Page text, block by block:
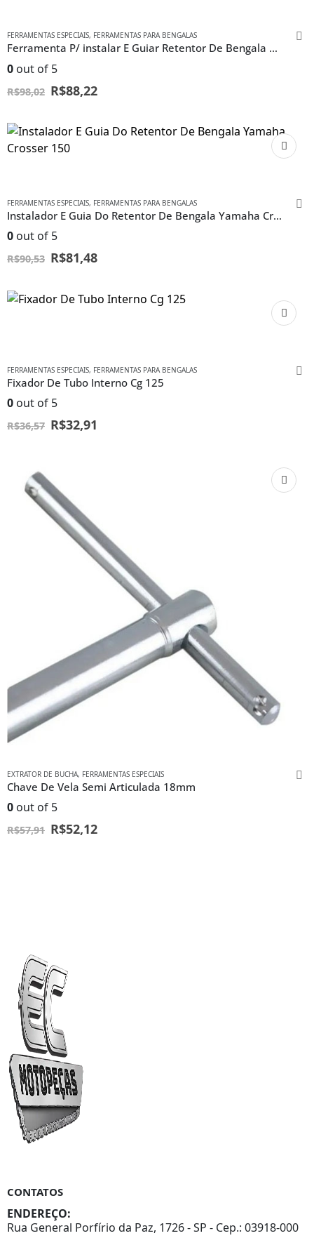
FERRAMENTAS ESPECIAIS, FERRAMENTAS PARA BENGALAS
Ferramenta P/ instalar E Guiar Retentor De Bengala Nx Falcon
0 out of 5
R$98,02 R$88,22
FERRAMENTAS ESPECIAIS, FERRAMENTAS PARA BENGALAS
Instalador E Guia Do Retentor De Bengala Yamaha Crosser 150
0 out of 5
R$90,53 R$81,48
FERRAMENTAS ESPECIAIS, FERRAMENTAS PARA BENGALAS
Fixador De Tubo Interno Cg 125
0 out of 5
R$36,57 R$32,91
EXTRATOR DE BUCHA, FERRAMENTAS ESPECIAIS
Chave De Vela Semi Articulada 18mm
0 out of 5
R$57,91 R$52,12
CONTATOS
ENDEREÇO:
Rua General Porfírio da Paz, 1726 - SP - Cep.: 03918-000